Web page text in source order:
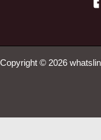
Copyright © 2026